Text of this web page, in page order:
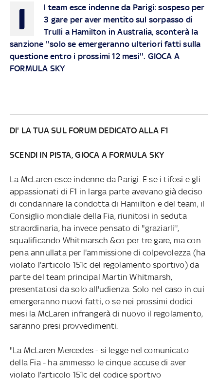
I
l team esce indenne da Parigi: sospeso per
3 gare per aver mentito sul sorpasso di
Trulli a Hamilton in Australia, sconterà la
sanzione ''solo se emergeranno ulteriori fatti sulla
questione entro i prossimi 12 mesi''. GIOCA A
FORMULA SKY
DI' LA TUA SUL FORUM DEDICATO ALLA F1
SCENDI IN PISTA, GIOCA A FORMULA SKY
La McLaren esce indenne da Parigi. E se i tifosi e gli
appassionati di F1 in larga parte avevano già deciso
di condannare la condotta di Hamilton e del team, il
Consiglio mondiale della Fia, riunitosi in seduta
straordinaria, ha invece pensato di ''graziarli'',
squalificando Whitmarsch &co per tre gare, ma con
pena annullata per l'ammissione di colpevolezza (ha
violato l'articolo 151c del regolamento sportivo) da
parte del team principal Martin Whitmarsh,
presentatosi da solo all'udienza. Solo nel caso in cui
emergeranno nuovi fatti, o se nei prossimi dodici
mesi la McLaren infrangerà di nuovo il regolamento,
saranno presi provvedimenti.
"La McLaren Mercedes - si legge nel comunicato
della Fia - ha ammesso le cinque accuse di aver
violato l'articolo 151c del codice sportivo